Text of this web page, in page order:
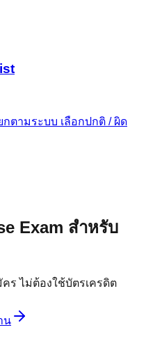
กตามระบบ เลือกปกติ / ผิด
Exam สำหรับ
ร ไม่ต้องใช้บัตรเครดิต
น